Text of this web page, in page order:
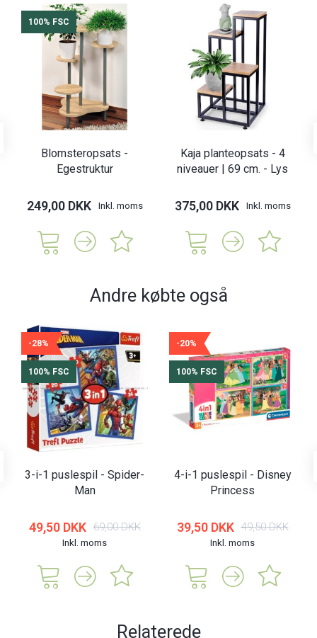
100% FSC
Blomsteropsats -
Egestruktur
249,00 DKK Inkl. moms
Kaja planteopsats - 4
niveauer | 69 cm. - Lys
375,00 DKK Inkl. moms
Andre købte også
-28%
100% FSC
3-i-1 puslespil - Spider-
Man
49,50 DKK 69,00 DKK
Inkl. moms
-20%
100% FSC
4-i-1 puslespil - Disney
Princess
39,50 DKK 49,50 DKK
Inkl. moms
Relaterede